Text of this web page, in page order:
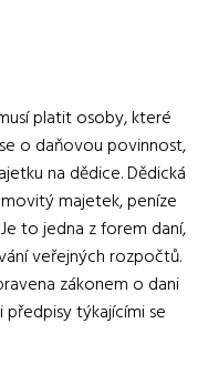
platit osoby, které
o daňovou povinnost,
na dědice. Dědická
majetek, peníze
to jedna z forem daní,
veřejných rozpočtů.
zákonem o dani
týkajícími se